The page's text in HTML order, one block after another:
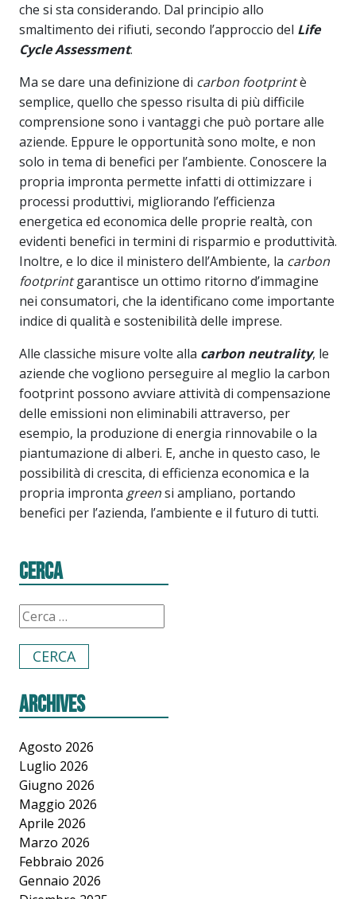
che si sta considerando. Dal principio allo
smaltimento dei rifiuti, secondo l’approccio del Life
Cycle Assessment.
Ma se dare una definizione di carbon footprintè
semplice, quello che spesso risulta di più difficile
comprensione sono i vantaggi che può portare alle
aziende. Eppure le opportunità sono molte, e non
solo in tema di benefici per l’ambiente. Conoscere la
propria impronta permette infatti di ottimizzare i
processi produttivi, migliorando l’efficienza
energetica ed economica delle proprie realtà, con
evidenti benefici in termini di risparmio e produttività.
Inoltre, e lo dice il ministero dell’Ambiente, la carbon
footprintgarantisce un ottimo ritorno d’immagine
nei consumatori, che la identificano come importante
indice di qualità e sostenibilità delle imprese.
Alle classiche misure volte alla carbon neutrality, le
aziende che vogliono perseguire al meglio la carbon
footprint possono avviare attività di compensazione
delle emissioni non eliminabili attraverso, per
esempio, la produzione di energia rinnovabile o la
piantumazione di alberi. E, anche in questo caso, le
possibilità di crescita, di efficienza economica e la
propria impronta greensi ampliano, portando
benefici per l’azienda, l’ambiente e il futuro di tutti.
Cerca
Archives
Agosto 2026
Luglio 2026
Giugno 2026
Maggio 2026
Aprile 2026
Marzo 2026
Febbraio 2026
Gennaio 2026